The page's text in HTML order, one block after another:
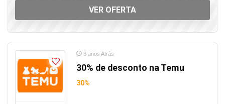
VER OFERTA
3 anos Atrás
30% de desconto na Temu
30%